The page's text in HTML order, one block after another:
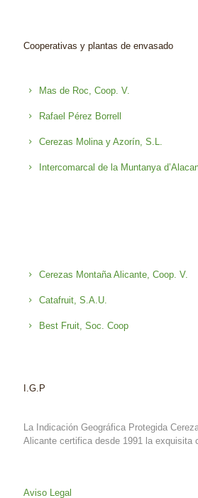
Cooperativas y plantas de envasado
Mas de Roc, Coop. V.
Rafael Pérez Borrell
Cerezas Molina y Azorín, S.L.
Intercomarcal de la Muntanya
Cerezas Montaña Alicante, Coop. V.
Catafruit, S.A.U.
Best Fruit, Soc. Coop
I.G.P
La Indicación Geográfica Protegida
Alicante certifica desde 1991 la exquisita
Aviso Legal